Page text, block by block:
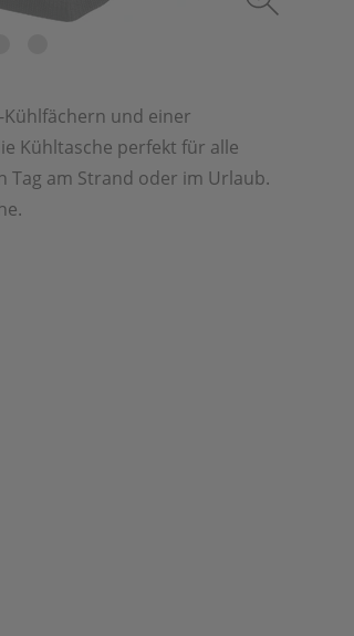
Kühlfächern und einer
Kühltasche perfekt für alle
Tag am Strand oder im Urlaub.